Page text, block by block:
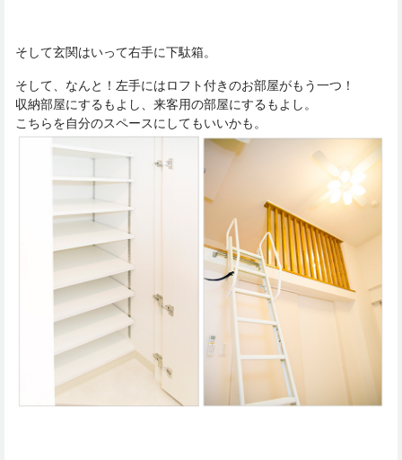
そして玄関はいって右手に下駄箱。
そして、なんと！左手にはロフト付きのお部屋がもう一つ！
収納部屋にするもよし、来客用の部屋にするもよし。
こちらを自分のスペースにしてもいいかも。